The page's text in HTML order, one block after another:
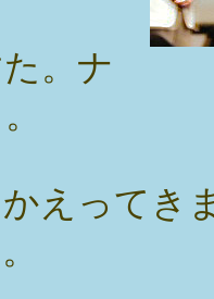
。ナ
えってき